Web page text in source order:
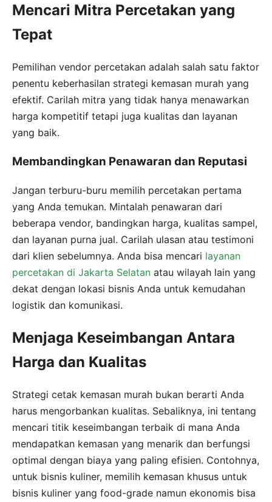
Mencari Mitra Percetakan yang
Tepat
Pemilihan vendor percetakan adalah salah satu faktor
penentu keberhasilan strategi kemasan murah yang
efektif. Carilah mitra yang tidak hanya menawarkan
harga kompetitif tetapi juga kualitas dan layanan
yang baik.
Membandingkan Penawaran dan Reputasi
Jangan terburu-buru memilih percetakan pertama
yang Anda temukan. Mintalah penawaran dari
beberapa vendor, bandingkan harga, kualitas sampel,
dan layanan purna jual. Carilah ulasan atau testimoni
dari klien sebelumnya. Anda bisa mencari layanan
percetakan di Jakarta Selatan atau wilayah lain yang
dekat dengan lokasi bisnis Anda untuk kemudahan
logistik dan komunikasi.
Menjaga Keseimbangan Antara
Harga dan Kualitas
Strategi cetak kemasan murah bukan berarti Anda
harus mengorbankan kualitas. Sebaliknya, ini tentang
mencari titik keseimbangan terbaik di mana Anda
mendapatkan kemasan yang menarik dan berfungsi
optimal dengan biaya yang paling efisien. Contohnya,
untuk bisnis kuliner, memilih kemasan khusus untuk
bisnis kuliner yang food-grade namun ekonomis bisa